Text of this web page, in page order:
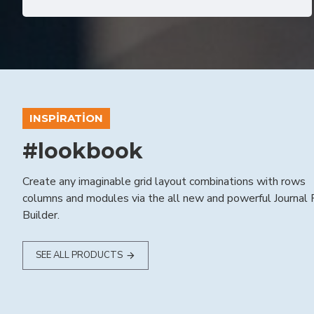
INSPIRATION
#lookbook
Create any imaginable grid layout combinations with rows
columns and modules via the all new and powerful Journal
Builder.
SEE ALL PRODUCTS